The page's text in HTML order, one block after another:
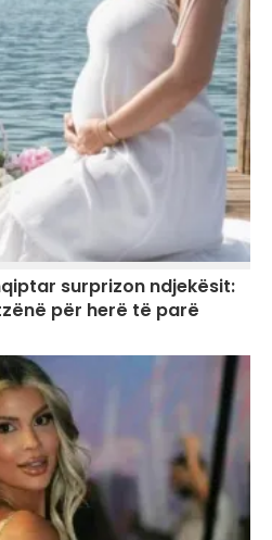
surprizon ndjekësit:
për herë të parë